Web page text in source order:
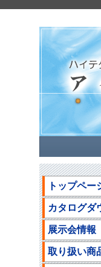
トップペー
カタログダ
展示会情報
取り扱い商